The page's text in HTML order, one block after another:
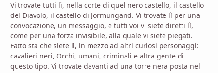
Vi trovate tutti lì, nella corte di quel nero castello, il castello
del Diavolo, il castello di Jormungand. Vi trovate lì per una
convocazione, un messaggio, e tutti voi vi siete diretti lì,
come per una forza invisibile, alla quale vi siete piegati.
Fatto sta che siete lì, in mezzo ad altri curiosi personaggi:
cavalieri neri, Orchi, umani, criminali e altra gente di
questo tipo. Vi trovate davanti ad una torre nera posta nel